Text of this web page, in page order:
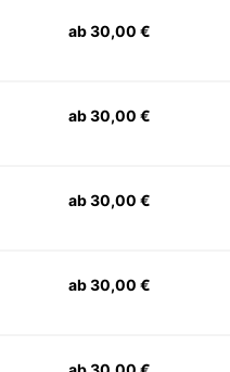
ab 30,00 €
ab 30,00 €
ab 30,00 €
ab 30,00 €